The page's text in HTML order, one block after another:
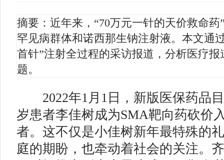
摘要：近年来，“70万元一针的天价救命
罕见病群体和诺西那生钠注射液。本文通
首针”注射全过程的采访报道，分析医疗
题。
2022年1月1日，新版医保药品目
岁患者李佳树成为SMA靶向药砍价
者。这不仅是小佳树新年最特殊的
庭的期盼，也牵动着社会的关注。